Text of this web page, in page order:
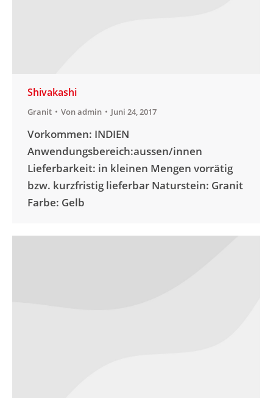
Shivakashi
Granit Vonadmin Juni 24, 2017
Vorkommen: INDIEN
Anwendungsbereich:aussen/innen
Lieferbarkeit: in kleinen Mengen vorrätig
bzw. kurzfristig lieferbar Naturstein: Granit
Farbe: Gelb